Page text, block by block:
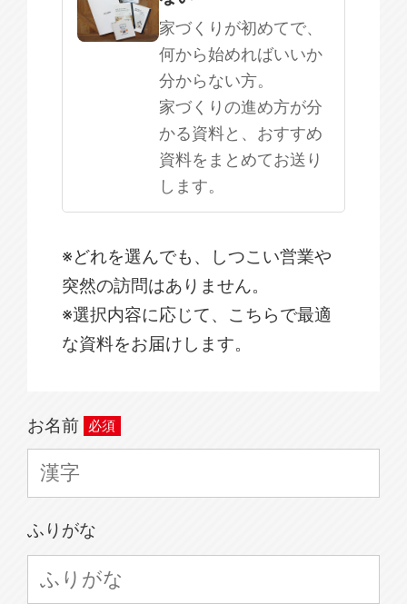
家づくりが初めてで、
何から始めればいいか
分からない方。
家づくりの進め方が分
かる資料と、おすすめ
資料をまとめてお送り
します。
※どれを選んでも、しつこい営業や
突然の訪問はありません。
※選択内容に応じて、こちらで最適
な資料をお届けします。
お名前
ふりがな